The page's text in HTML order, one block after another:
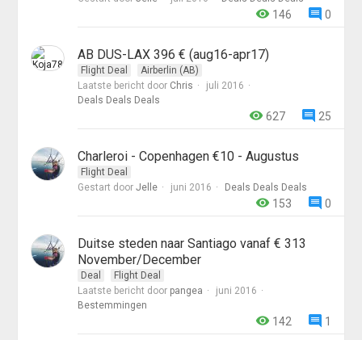
0
146
AB DUS-LAX 396 € (aug16-apr17)
Flight Deal
Airberlin (AB)
Laatste bericht door Chris
juli 2016
Deals Deals Deals
25
627
Charleroi - Copenhagen €10 - Augustus
Flight Deal
Gestart doorJelle juni 2016 Deals Deals Deals
0
153
Duitse steden naar Santiago vanaf € 313
November/December
Deal
Flight Deal
Laatste bericht door pangea
juni 2016
Bestemmingen
1
142